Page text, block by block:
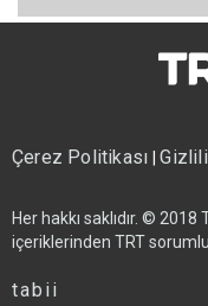
Çerez Politikası|
Her hakkı saklıdır. ©
içeriklerinden TRT
tabii